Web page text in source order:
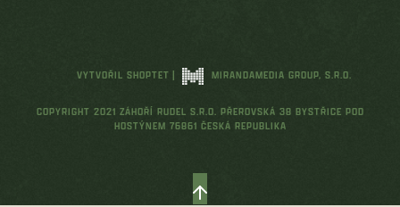
VYTVOŘIL SHOPTET | MIRANDAMEDIA GROUP, S.R.O.
COPYRIGHT 2021 ZÁHOŘÍ RUDEL S.R.O. PŘEROVSKÁ 38 BYSTŘICE POD
HOSTÝNEM 76861 ČESKÁ REPUBLIKA